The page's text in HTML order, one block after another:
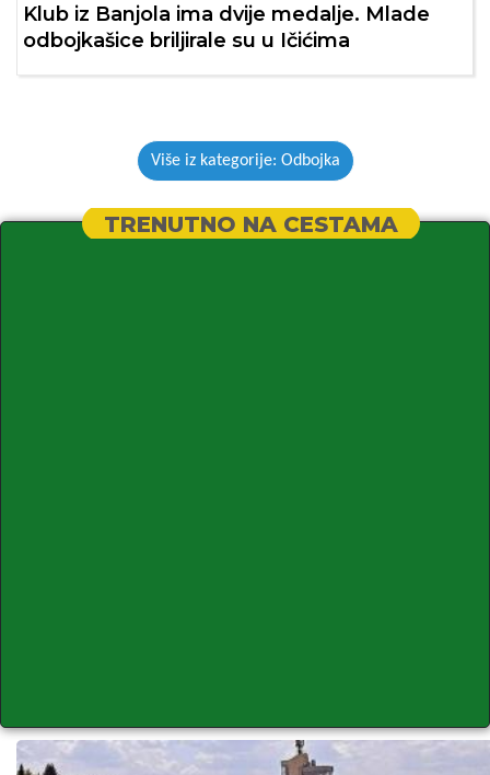
Klub iz Banjola ima dvije medalje. Mlade
odbojkašice briljirale su u Ičićima
Više iz kategorije: Odbojka
TRENUTNO NA CESTAMA